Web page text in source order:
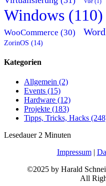
Windows (110)
WooCommerce (30)
ZorinOS (14)
Kategorien
Allgemein (2)
Events (15)
Hardware (12)
Projekte (183)
Tipps, Tricks, Hacks
Lesedauer 2 Minuten
Impressum|
©2025 by Harald
All